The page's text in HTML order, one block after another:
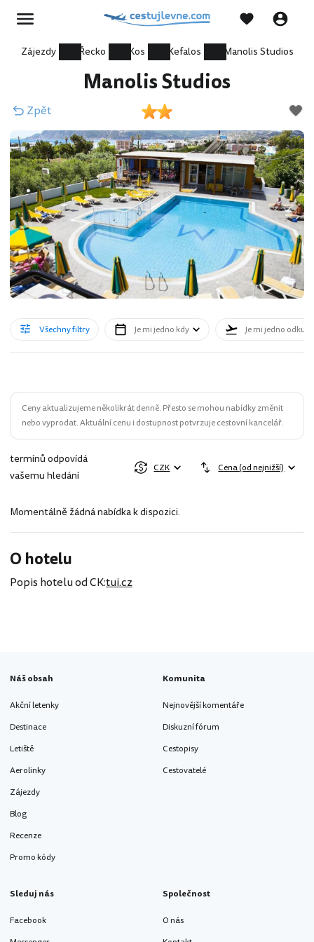
Zájezdy Řecko Kos Kefalos Manolis Studios
Manolis Studios
Zpět
Všechny filtry Je mi jedno kdy Je mi jedno odkud
Ceny aktualizujeme několikrát denně. Přesto se mohou nabídky změnit
nebo vyprodat. Aktuální cenu i dostupnost potvrzuje cestovní kancelář.
termínů odpovídá
vašemu hledání
CZK Cena (od nejnižší)
Momentálně žádná nabídka k dispozici.
O hotelu
Popis hotelu od CK:tui.cz
Náš obsah
Akční letenky
Destinace
Letiště
Aerolinky
Zájezdy
Blog
Recenze
Promo kódy
Komunita
Nejnovější komentáře
Diskuzní fórum
Cestopisy
Cestovatelé
Sleduj nás
Facebook
Společnost
O nás